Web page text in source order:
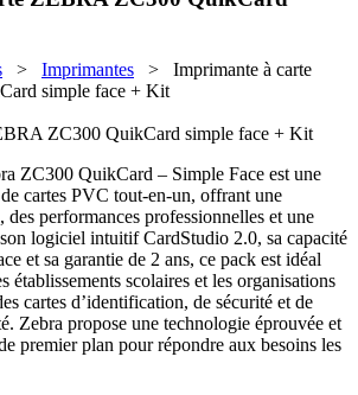
> Imprimantes > Imprimante à carte
simple face + Kit
ZC300 QuikCard simple face + Kit
ZC300 QuikCard – Simple Face est une
cartes PVC tout-en-un, offrant une
performances professionnelles et une
logiciel intuitif CardStudio 2.0, sa capacité
et sa garantie de 2 ans, ce pack est idéal
établissements scolaires et les organisations
cartes d’identification, de sécurité et de
Zebra propose une technologie éprouvée et
premier plan pour répondre aux besoins les